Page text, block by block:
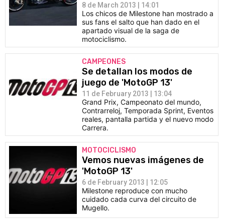
8 de March 2013 | 14:01
Los chicos de Milestone han mostrado a
sus fans el salto que han dado en el
apartado visual de la saga de
motociclismo.
CAMPEONES
Se detallan los modos de
juego de 'MotoGP 13'
11 de February 2013 | 13:04
Grand Prix, Campeonato del mundo,
Contrarreloj, Temporada Sprint, Eventos
reales, pantalla partida y el nuevo modo
Carrera.
MOTOCICLISMO
Vemos nuevas imágenes de
'MotoGP 13'
6 de February 2013 | 12:05
Milestone reproduce con mucho
cuidado cada curva del circuito de
Mugello.